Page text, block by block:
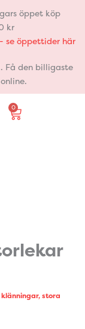
öppet köp
kr
se öppettider här
Få den billigaste
0
Varukorg
,stora